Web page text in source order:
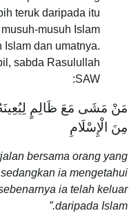
teruk daripada itu
musuh Islam
dan umatnya.
sabda Rasulullah
SAW:
مَنْ مَشَى مَعَ ظَالِمٍ
مِنَ الْإِسْلَامِ
bersama orang yang
ia mengetahui
ia telah keluar
daripada Islam.”